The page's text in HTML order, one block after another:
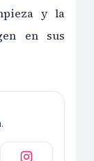
y la
en sus